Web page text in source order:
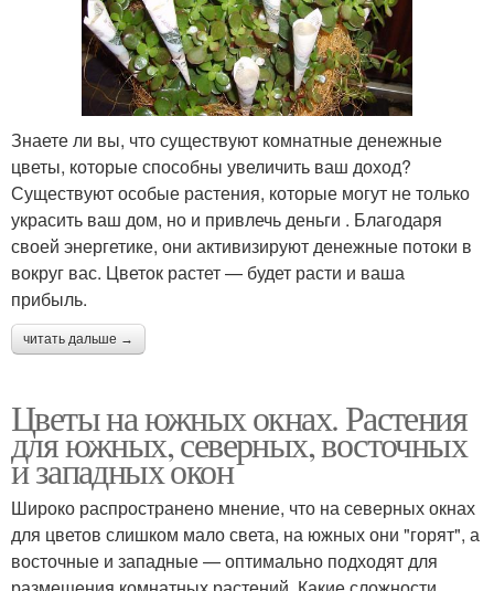
Знаете ли вы, что существуют комнатные денежные
цветы, которые способны увеличить ваш доход?
Существуют особые растения, которые могут не только
украсить ваш дом, но и привлечь деньги . Благодаря
своей энергетике, они активизируют денежные потоки в
вокруг вас. Цветок растет — будет расти и ваша
прибыль.
читать дальше →
Цветы на южных окнах. Растения
для южных, северных, восточных
и западных окон
Широко распространено мнение, что на северных окнах
для цветов слишком мало света, на южных они "горят", а
восточные и западные — оптимально подходят для